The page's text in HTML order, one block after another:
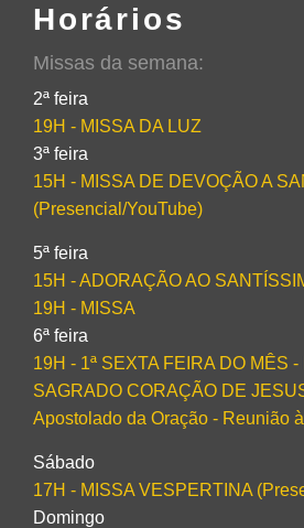
Horários
Missas da semana:
2ª feira
19H - MISSA DA LUZ
3ª feira
15H - MISSA DE DEVOÇÃO A
(Presencial/YouTube)
5ª feira
15H - ADORAÇÃO AO
19H - MISSA
6ª feira
19H - 1ª SEXTA FEIRA DO MÊS -
SAGRADO CORAÇÃO DE
Apostolado da Oração - Reunião
Sábado
17H - MISSA VESPERTINA
Domingo